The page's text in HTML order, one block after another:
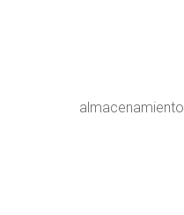
almacenamiento